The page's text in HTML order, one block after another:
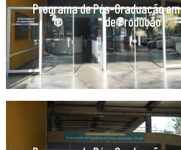
Programa de Pós-Graduação
de Produção